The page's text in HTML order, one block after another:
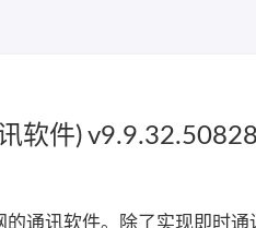
软件)
通讯软件。除了实现即时通